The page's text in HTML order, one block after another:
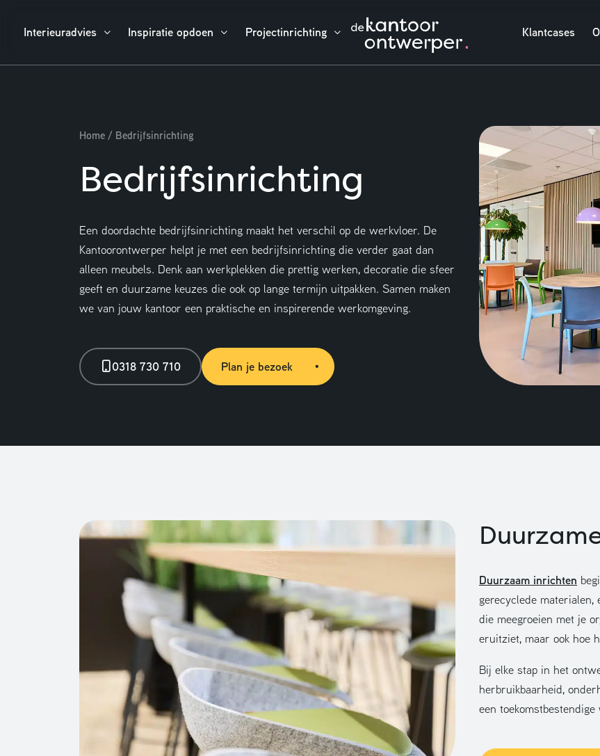
Interieuradvies Inspiratie opdoen Projectinrichting Klantcases
Home/ Bedrijfsinrichting
Bedrijfsinrichting
Een doordachte bedrijfsinrichting maakt het verschil op de werkvloer. De
Kantoorontwerper helpt je met een bedrijfsinrichting die verder gaat dan
alleen meubels. Denk aan werkplekken die prettig werken, decoratie die sfeer
geeft en duurzame keuzes die ook op lange termijn uitpakken. Samen maken
we van jouw kantoor een praktische en inspirerende werkomgeving.
0318 730 710 Plan je bezoek
Duurzaam inrichten
gerecyclede
die meegroeien met je
eruitziet, maar ook hoe
Bij elke stap in het
herbruikbaarheid,
een toekomstbestendige